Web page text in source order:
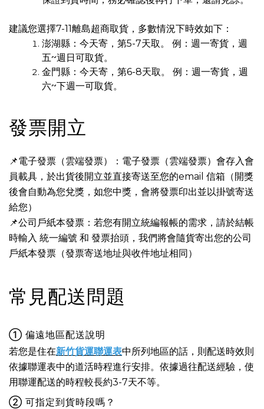
建議您選擇7-11離島超商取貨，多數情況下時效如下：
澎湖縣：今天寄，第5-7天取。 例：週一寄貨，週
五~週日可取貨。
金門縣：今天寄，第6-8天取。 例：週一寄貨，週
六~下週一可取貨。
發票開立
📌電子發票（雲端發票）：​電子發票（雲端發票）會存入會
員載具，於出貨後開立並直接寄送至您的email 信箱（開獎
後會自動為您兌獎，如您中獎，會將發票印出並以掛號寄送
給您）
📌公司戶紙本發票：若您有開立統編報帳的需求，請於結帳
時輸入 統一編號 和 發票抬頭，我們將會隨貨寄出您的公司
戶紙本發票（發票寄送地址與收件地址相同）
常見配送問題
① 偏遠地區配送說明
若您是住在新竹貨運聯運表中所列地區的話，則配送時效則
依據聯運表中的道活時程進行安排。依據過往配送經驗，使
用聯運配送的時程較長約3-7天不等。
② 可指定到貨時段嗎？